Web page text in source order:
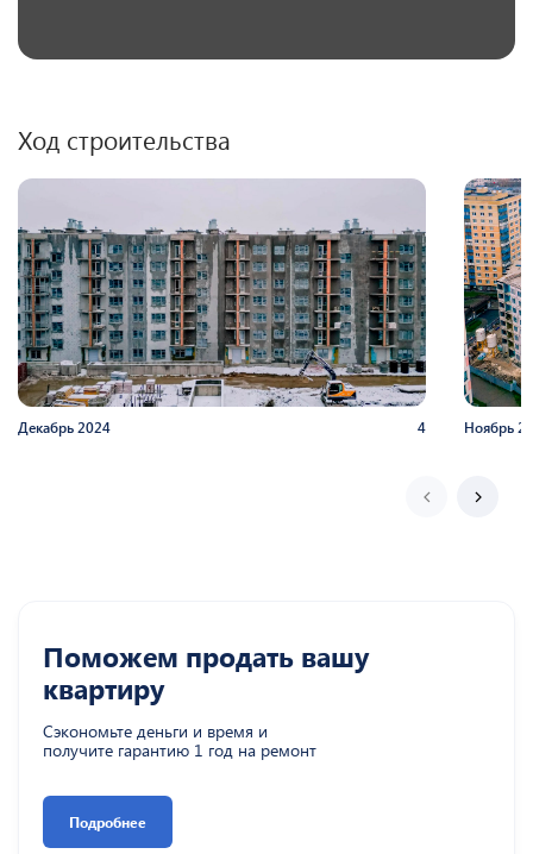
Ход строительства
Декабрь 2024 4 Ноябрь
Поможем продать вашу
квартиру
Сэкономьте деньги и время и
получите гарантию 1 год на ремонт
Подробнее